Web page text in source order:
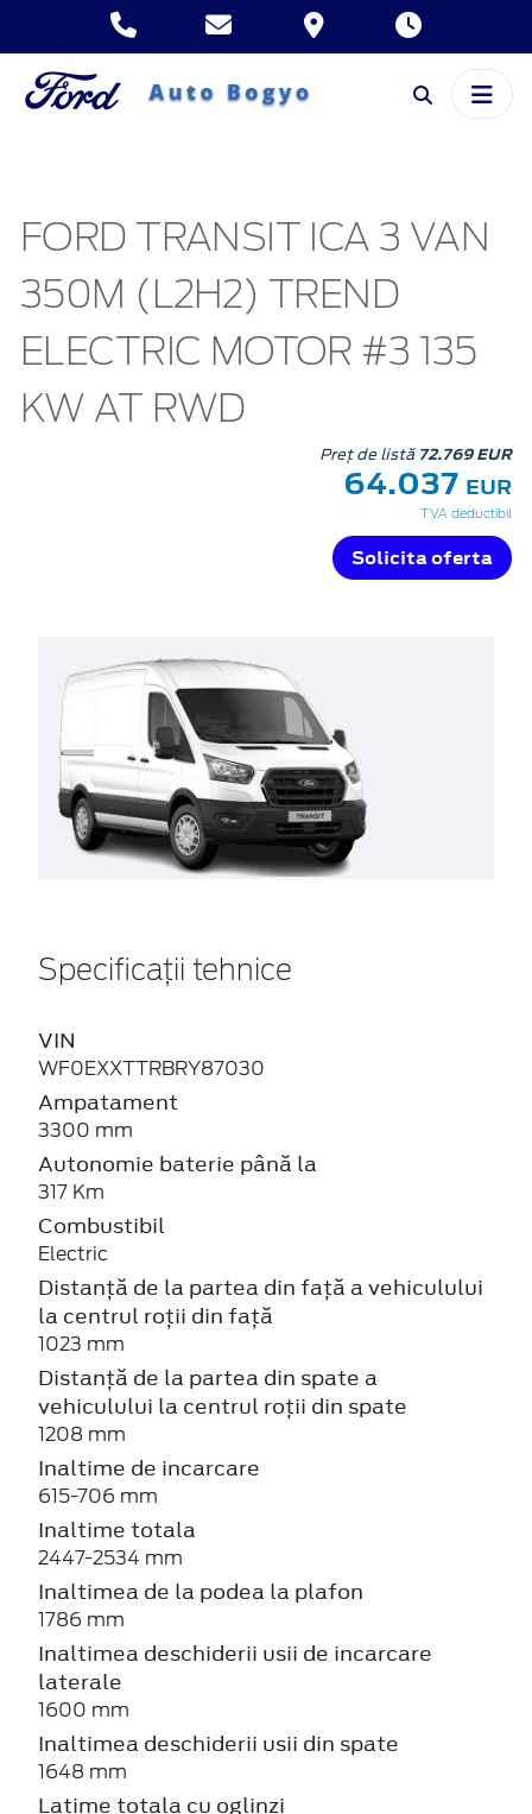
FORD TRANSIT ICA 3 VAN
350M (L2H2) TREND
ELECTRIC MOTOR #3 135
KW AT RWD
Preț de listă 72.769 EUR
64.037 EUR
TVA deductibil
Solicita oferta
Specificații tehnice
VIN
WF0EXXTTRBRY87030
Ampatament
3300 mm
Autonomie baterie până la
317 Km
Combustibil
Electric
Distanță de la partea din față a vehiculului
la centrul roții din față
1023 mm
Distanță de la partea din spate a
vehiculului la centrul roții din spate
1208 mm
Inaltime de incarcare
615-706 mm
Inaltime totala
2447-2534 mm
Inaltimea de la podea la plafon
1786 mm
Inaltimea deschiderii usii de incarcare
laterale
1600 mm
Inaltimea deschiderii usii din spate
1648 mm
Latime totala cu oglinzi